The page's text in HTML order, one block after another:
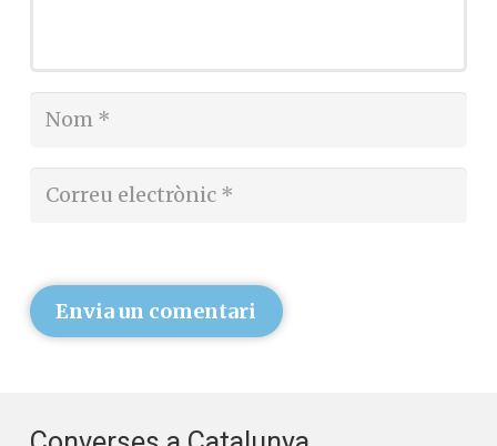
Envia un comentari